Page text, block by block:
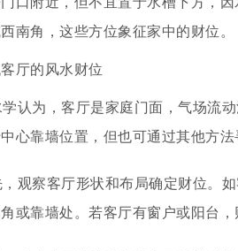
南角，这些方位象征家中的财位。
厅的风水财位
学认为，客厅是家庭门面，气场流
心靠墙位置，但也可通过其他方法
观察客厅形状和布局确定财位。
或靠墙处。若客厅有窗户或阳台，